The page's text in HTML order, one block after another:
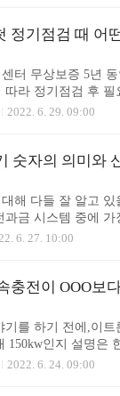
좋겠다. 게다가 기후
부가적으로 붙는 요
도 안되기도 하
타력 주행을 하는 게
. 아래는 평지 20%+
로 30분 정도 주행한
작해서 13.1kWh를 넘
x 13.1 = 주행가
..
정기점검 때 어
터 무상보증 5년
따라 정기점검 후 필
년식 스펙과 정기
고등이 뜨는 것과
남았을 때 경고등이
경고등이 떠야 센터
시, 정기점검(차량
(에어컨필터), 그리
교환 이 무상 제공
다면 센터에서 갈
2022. 6. 29. 09:00
숫자의 의미와
해 다들 잘 알고 있
과금 시스템 중에 가
매우 비싸고 고정 기
원이라도 더 싸야
한번 더 하는 게 낫
자리에도 주차해 놓
기 때문에 나는 내 시
. 파워큐브 이동형
쓰고 청구하는 것
6. 27. 10:00
충전이 OOO보
를 하기 전에,이트
150kw인지 설명은
기차 충전기 체험
2022. 6. 24. 09:00